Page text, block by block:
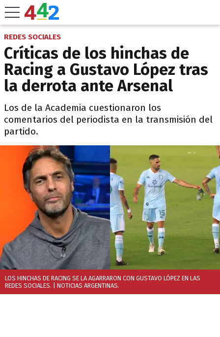
REDES SOCIALES
Críticas de los hinchas de
Racing a Gustavo López tras
la derrota ante Arsenal
Los de la Academia cuestionaron los
comentarios del periodista en la transmisión del
partido.
LOS HINCHAS DE RACING SE LA AGARRARON CON GUSTAVO LÓPEZ EN LAS
REDES SOCIALES. | NOTICIAS ARGENTINAS.